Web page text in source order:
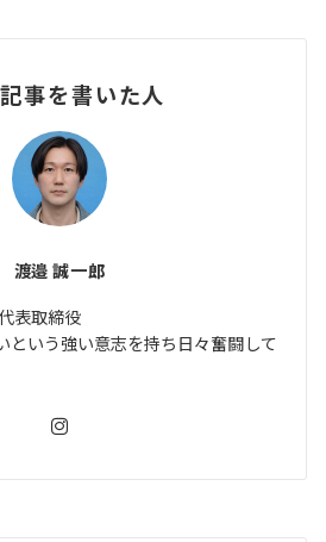
事を書いた人
渡邉 誠一郎
表取締役
という強い意志を持ち日々奮闘して